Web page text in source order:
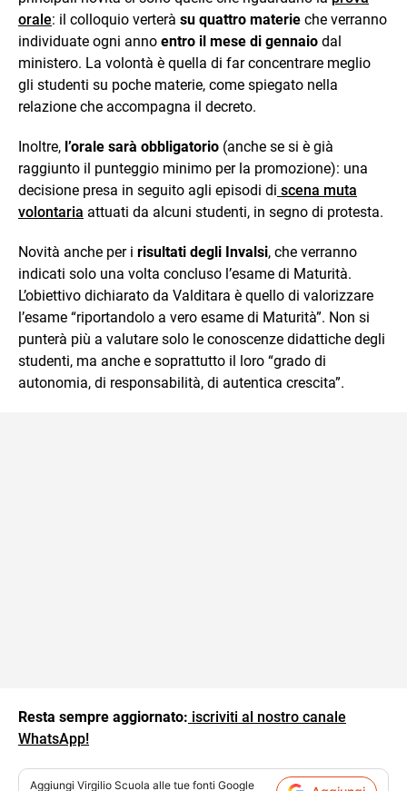
orale: il colloquio verterà su quattro materie che verranno
individuate ogni anno entro il mese di gennaio dal
ministero. La volontà è quella di far concentrare meglio
gli studenti su poche materie, come spiegato nella
relazione che accompagna il decreto.
Inoltre, l’orale sarà obbligatorio (anche se si è già
raggiunto il punteggio minimo per la promozione): una
decisione presa in seguito agli episodi di scena muta
volontaria attuati da alcuni studenti, in segno di protesta.
Novità anche per i risultati degli Invalsi, che verranno
indicati solo una volta concluso l’esame di Maturità.
L’obiettivo dichiarato da Valditara è quello di valorizzare
l’esame “riportandolo a vero esame di Maturità”. Non si
punterà più a valutare solo le conoscenze didattiche degli
studenti, ma anche e soprattutto il loro “grado di
autonomia, di responsabilità, di autentica crescita”.
Resta sempre aggiornato: iscriviti al nostro canale
WhatsApp!
Aggiungi Virgilio Scuola alle tue fonti Google